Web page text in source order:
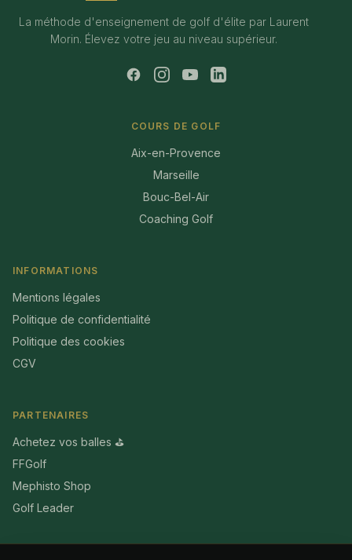
La méthode d'enseignement de golf d'élite par Laurent
Morin. Élevez votre jeu au niveau supérieur.
COURS DE GOLF
Aix-en-Provence
Marseille
Bouc-Bel-Air
Coaching Golf
INFORMATIONS
Mentions légales
Politique de confidentialité
Politique des cookies
CGV
PARTENAIRES
Achetez vos balles ⛳
FFGolf
Mephisto Shop
Golf Leader